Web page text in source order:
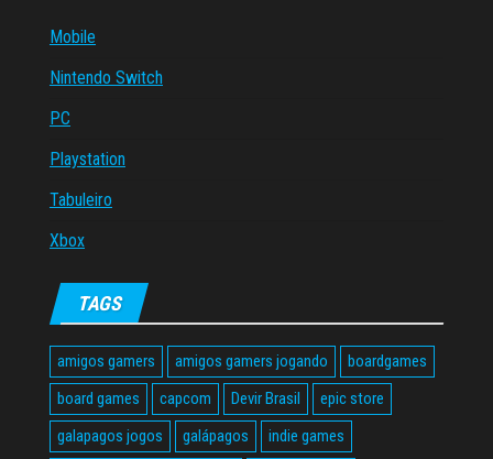
Mobile
Nintendo Switch
PC
Playstation
Tabuleiro
Xbox
TAGS
amigos gamers amigos gamers jogando
boardgames
board games
capcom Devir Brasil
epic store
galapagos jogos
galápagos
indie games